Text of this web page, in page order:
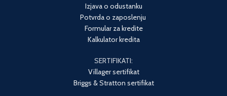
Izjava o odustanku
Potvrda o zaposlenju
Formular za kredite
Kalkulator kredita
SERTIFIKATI:
Villager sertifikat
Briggs & Stratton sertifikat